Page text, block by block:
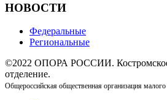
НОВОСТИ
Федеральные
Региональные
©2022 ОПОРА РОССИИ. Костромское
отделение.
Общероссийская общественная организация малого